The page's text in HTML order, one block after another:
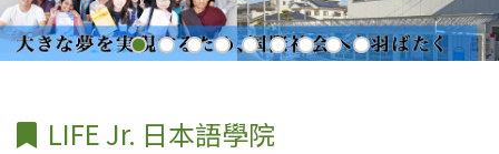
LIFE Jr. 日本語學院